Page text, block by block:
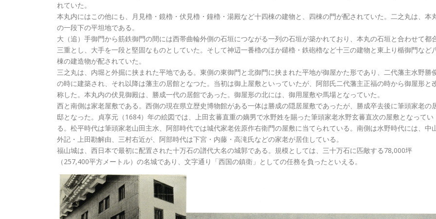
れていた。
本丸内にはこの他にも、月見櫓・鏡櫓・伏見櫓・鐘櫓・湯殿など十四棟の建物と、四棟の門が配されていた。二之丸は、本
の一段下の平坦地である。
大（追）手御門から筋鉄御門の間には西帯曲輪外側の石垣につながる一列の石垣が築かれており、本丸の石垣と合わせて都
三重とし、大手を一段と堅固なものとしていた。そして神辺一番櫓のほか鑓櫓・鉄砲櫓など十三の建物と東上り楯御門など
棟の建造物が配されていた。
三之丸は、内堀と外掘に挟まれた平地である。東側の東御門と北御門に挟まれた平地が御屋かた形であり、二代藩主水野勝
の時に建築され、それ以降は藩主の居館となつた。当初は御上屋敷といっていたが、阿部氏二代藩主正福の時から御屋形と
称した。本丸内の伏見御殿は、勝成一代の居館であった。御屋形の北には、御用屋敷や馬場となっていた。
西と南側は家老屋敷である。西側の現在県立歴史博物館がある一体は勝成の隠居屋敷であったが、勝成卒去後に筆頭家老の
邸となった。貞享元（1684）年の絵図では、上田玄蕃直重の嫡男で水野姓を賜った筆頭家老水野玄蕃直次の屋敷となってい
る。松平時代は筆頭家老山田主水、阿部時代では城代家老佐原作右衛門の屋敷に当てられている。南側は水野時代には、中
外記・上田勘解由、三村右近が、阿部時代は下宮・内藤・高滝氏などの家老が居住している。
福山城は、西日本で最初に配置された十万石の譜代大名の城郭である。規模としては、三十万石に匹敵する78,000坪
（257,400平方メートル）の名城であり、文字通り「西国の鎮衛」としての任務を負ったといえる。